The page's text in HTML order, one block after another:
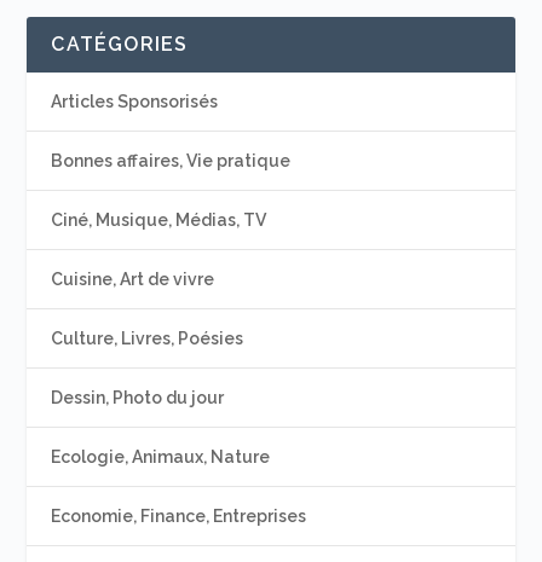
CATÉGORIES
Articles Sponsorisés
Bonnes affaires, Vie pratique
Ciné, Musique, Médias, TV
Cuisine, Art de vivre
Culture, Livres, Poésies
Dessin, Photo du jour
Ecologie, Animaux, Nature
Economie, Finance, Entreprises